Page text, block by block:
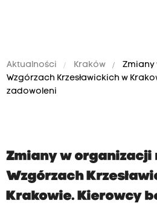
Aktualności Kraków
Zmiany
Wzgórzach Krzesławickich w
zadowoleni
Zmiany w organizacji
Wzgórzach
Krakowie. Kierowcy